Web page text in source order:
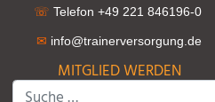
☏ Telefon +49 221 846196-0
✉ info@trainerversorgung.de
MITGLIED WERDEN
Suchen